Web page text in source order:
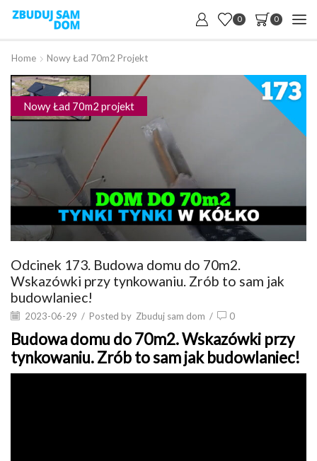
0 0
Home Nowy Ład 70m2 Projekt
Nowy Ład 70m2 projekt
Odcinek 173. Budowa domu do 70m2.
Wskazówki przy tynkowaniu. Zrób to sam jak
budowlaniec!
2023-06-29 / Posted by Zbuduj sam dom / 0
Budowa domu do 70m2. Wskazówki przy
tynkowaniu. Zrób to sam jak budowlaniec!